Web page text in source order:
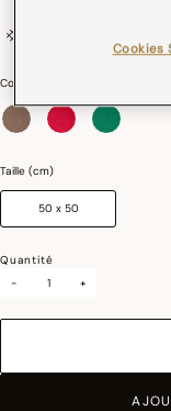
Couleurs :
Taille (cm)
50 x 50
Quantité
-
+
Cookies